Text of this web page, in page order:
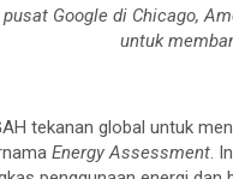
Google di Chicago,
untuk
tekanan global untuk
Energy Assessment.